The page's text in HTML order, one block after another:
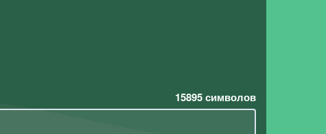
15895символов